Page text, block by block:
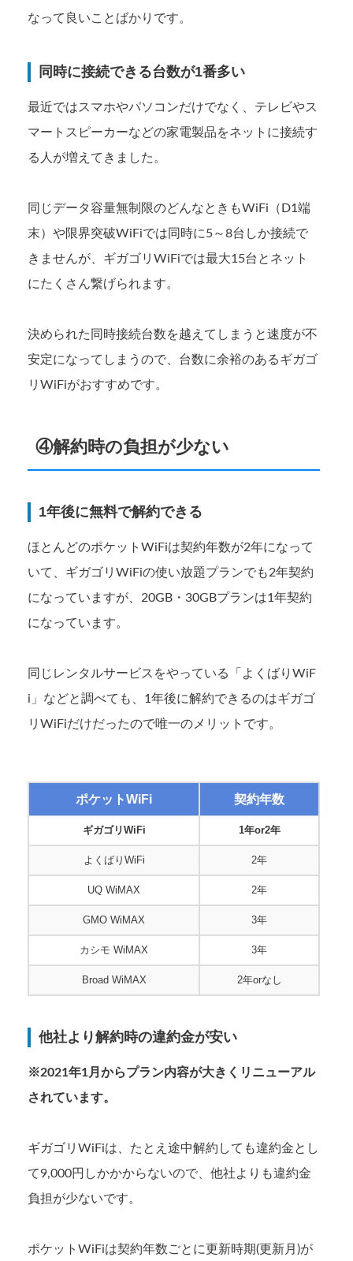
なって良いことばかりです。
同時に接続できる台数が1番多い
最近ではスマホやパソコンだけでなく、テレビやス
マートスピーカーなどの家電製品をネットに接続す
る人が増えてきました。
同じデータ容量無制限のどんなときもWiFi（D1端
末）や限界突破WiFiでは同時に5～8台しか接続で
きませんが、ギガゴリWiFiでは最大15台とネット
にたくさん繋げられます。
決められた同時接続台数を越えてしまうと速度が不
安定になってしまうので、台数に余裕のあるギガゴ
リWiFiがおすすめです。
④解約時の負担が少ない
1年後に無料で解約できる
ほとんどのポケットWiFiは契約年数が2年になって
いて、ギガゴリWiFiの使い放題プランでも2年契約
になっていますが、20GB・30GBプランは1年契約
になっています。
同じレンタルサービスをやっている「よくばりWiF
i」などと調べても、1年後に解約できるのはギガゴ
リWiFiだけだったので唯一のメリットです。
ポケットWiFi 契約年数
ギガゴリWiFi 1年or2年
よくばりWiFi 2年
UQ WiMAX 2年
GMO WiMAX 3年
カシモ WiMAX 3年
Broad WiMAX 2年orなし
他社より解約時の違約金が安い
※2021年1月からプラン内容が大きくリニューアル
されています。
ギガゴリWiFiは、たとえ途中解約しても違約金とし
て9,000円しかかからないので、他社よりも違約金
負担が少ないです。
ポケットWiFiは契約年数ごとに更新時期(更新月)が